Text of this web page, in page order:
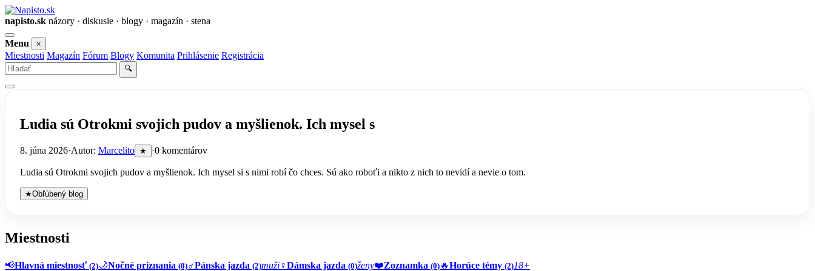
napisto.sk názory · diskusie · blogy · magazín · stena
Otvoriť
menu
Menu ×
Miestnosti Magazín Fórum Blogy Komunita Prihlásenie Registrácia
Vyhľadať
🔍
Ludia sú Otrokmi svojich pudov a myšlienok. Ich mysel s
8. júna 2026·Autor: Marcelito ★ ·0 komentárov
Ludia sú Otrokmi svojich pudov a myšlienok. Ich mysel si s nimi robí čo chces. Sú ako roboťi a nikto z nich to nevidí a nevie o tom.
★Obľúbený blog
Miestnosti
📢Hlavná miestnosť (2)🌙Nočné priznania (0)♂️Pánska jazda (2)muži♀️Dámska jazda (0)ženy❤️Zoznamka (0) 🔥Horúce témy (2)18+